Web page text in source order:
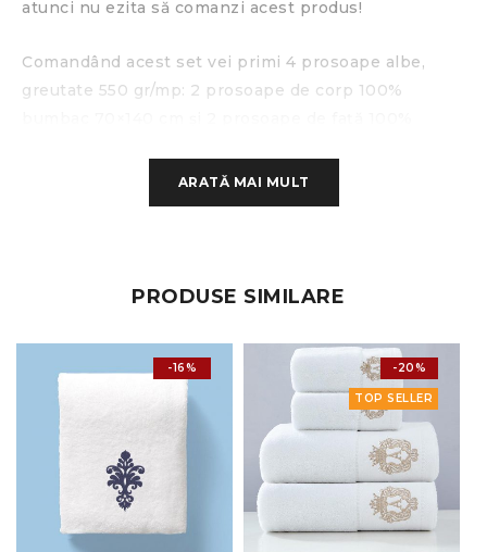
atunci nu ezita să comanzi acest produs!
Comandând acest set vei primi 4 prosoape albe,
greutate 550 gr/mp: 2 prosoape de corp 100%
greutate 550 gr/mp, model grecesc
fir dublu 20/2
Dimensiunile prosoapelor sunt:
corp: 70 x 140 cm
față: 50 x 90 cm
ARATĂ MAI MULT
PRODUSE SIMILARE
-16% -20%
TOP SELLER